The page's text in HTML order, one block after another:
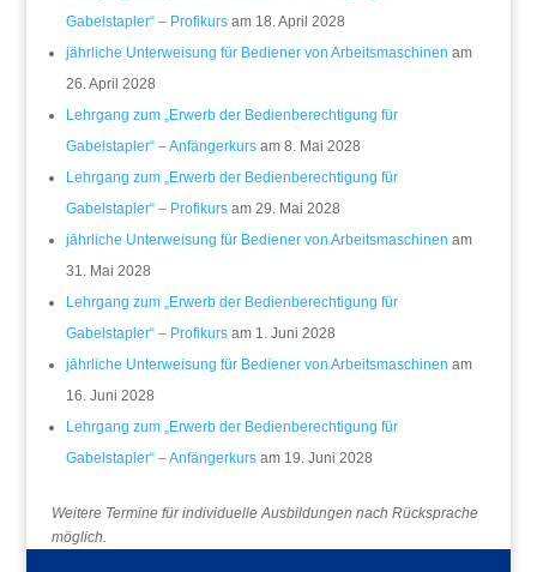
Gabelstapler“ – Profikursam 18. April 2028
jährliche Unterweisung für Bediener von Arbeitsmaschinen am
26. April 2028
Lehrgang zum „Erwerb der Bedienberechtigung für
Gabelstapler“ – Anfängerkursam 8. Mai 2028
Lehrgang zum „Erwerb der Bedienberechtigung für
Gabelstapler“ – Profikursam 29. Mai 2028
jährliche Unterweisung für Bediener von Arbeitsmaschinen am
31. Mai 2028
Lehrgang zum „Erwerb der Bedienberechtigung für
Gabelstapler“ – Profikursam 1. Juni 2028
jährliche Unterweisung für Bediener von Arbeitsmaschinen am
16. Juni 2028
Lehrgang zum „Erwerb der Bedienberechtigung für
Gabelstapler“ – Anfängerkursam 19. Juni 2028
Weitere Termine für individuelle Ausbildungen nach Rücksprache
möglich.